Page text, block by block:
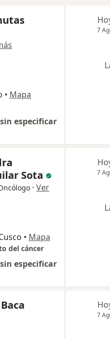
• Mapa
especificar
7
Sota
· Ver
• Mapa
del cáncer
especificar
7
7